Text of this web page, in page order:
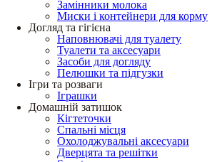
Замінники молока
Миски і контейнери для корму
Догляд та гігієна
Наповнювачі для туалету
Туалети та аксесуари
Засоби для догляду
Пелюшки та підгузки
Ігри та розваги
Іграшки
Домашній затишок
Кігтеточки
Спальні місця
Охолоджувальні аксесуари
Дверцята та решітки